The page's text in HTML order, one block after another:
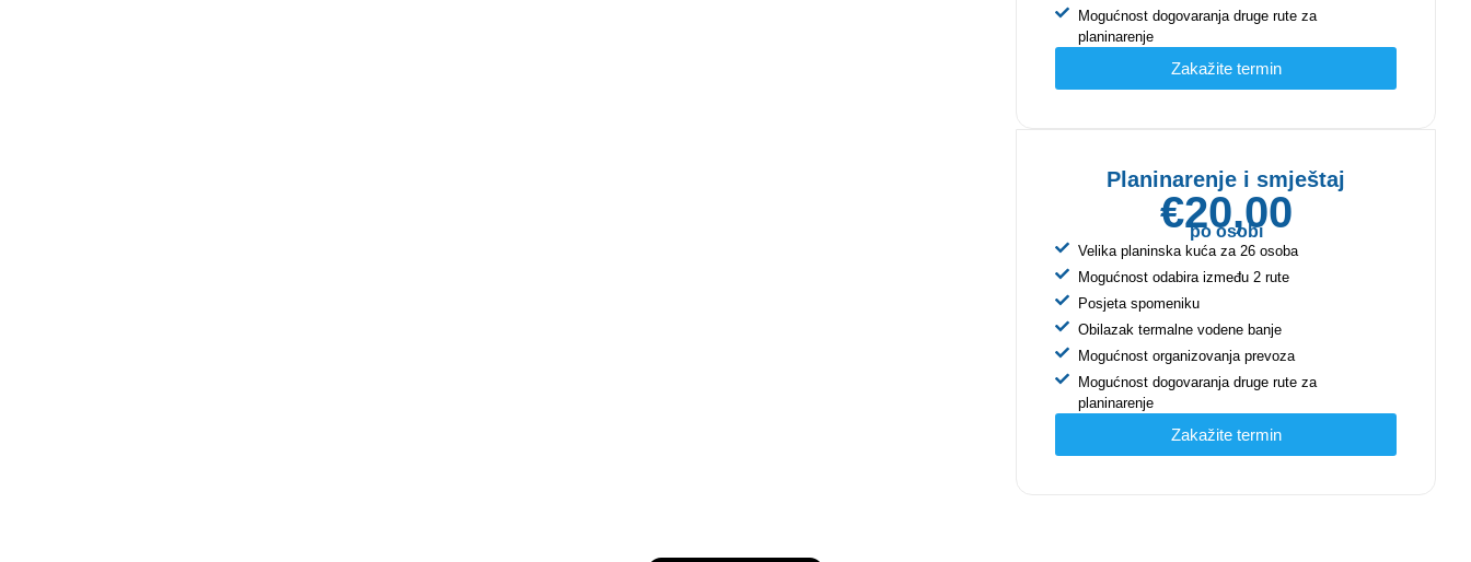
Mogućnost dogovaranja druge rute za
planinarenje
Zakažite termin
Planinarenje i smještaj
€20,00
po osobi
Velika planinska kuća za 26 osoba
Mogućnost odabira između 2 rute
Posjeta spomeniku
Obilazak termalne vodene banje
Mogućnost organizovanja prevoza
Mogućnost dogovaranja druge rute za
planinarenje
Zakažite termin